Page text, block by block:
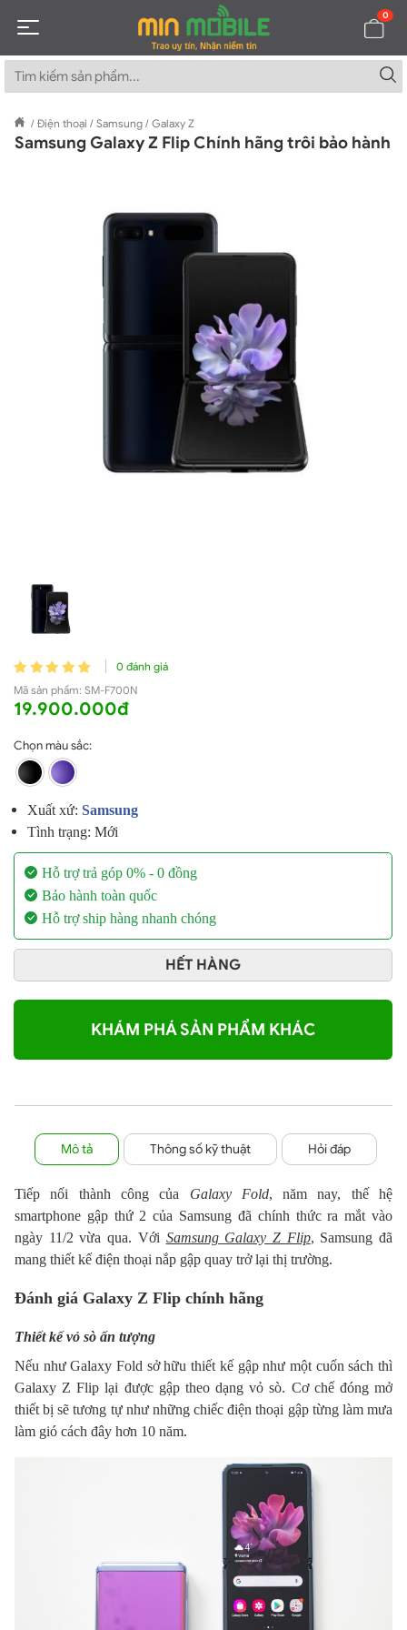
0
/ Điện thoại / Samsung / Galaxy Z
Samsung Galaxy Z Flip Chính hãng trôi bảo hành
0 đánh giá
Mã sản phẩm: SM-F700N
19.900.000đ
Chọn màu sắc:
Xuất xứ: Samsung
Tình trạng: Mới
Hỗ trợ trả góp 0% - 0 đồng
Bảo hành toàn quốc
Hỗ trợ ship hàng nhanh chóng
HẾT HÀNG
KHÁM PHÁ SẢN PHẨM KHÁC
Mô tả Thông số kỹ thuật Hỏi đáp
Tiếp nối thành công của Galaxy Fold, năm nay, thế hệ
smartphone gập thứ 2 của Samsung đã chính thức ra mắt vào
ngày 11/2 vừa qua. Với Samsung Galaxy Z Flip, Samsung đã
mang thiết kế điện thoại nắp gập quay trở lại thị trường.
Đánh giá Galaxy Z Flip chính hãng
Thiết kế vỏ sò ấn tượng
Nếu như Galaxy Fold sở hữu thiết kế gập như một cuốn sách thì
Galaxy Z Flip lại được gập theo dạng vỏ sò. Cơ chế đóng mở
thiết bị sẽ tương tự như những chiếc điện thoại gập từng làm mưa
làm gió cách đây hơn 10 năm.